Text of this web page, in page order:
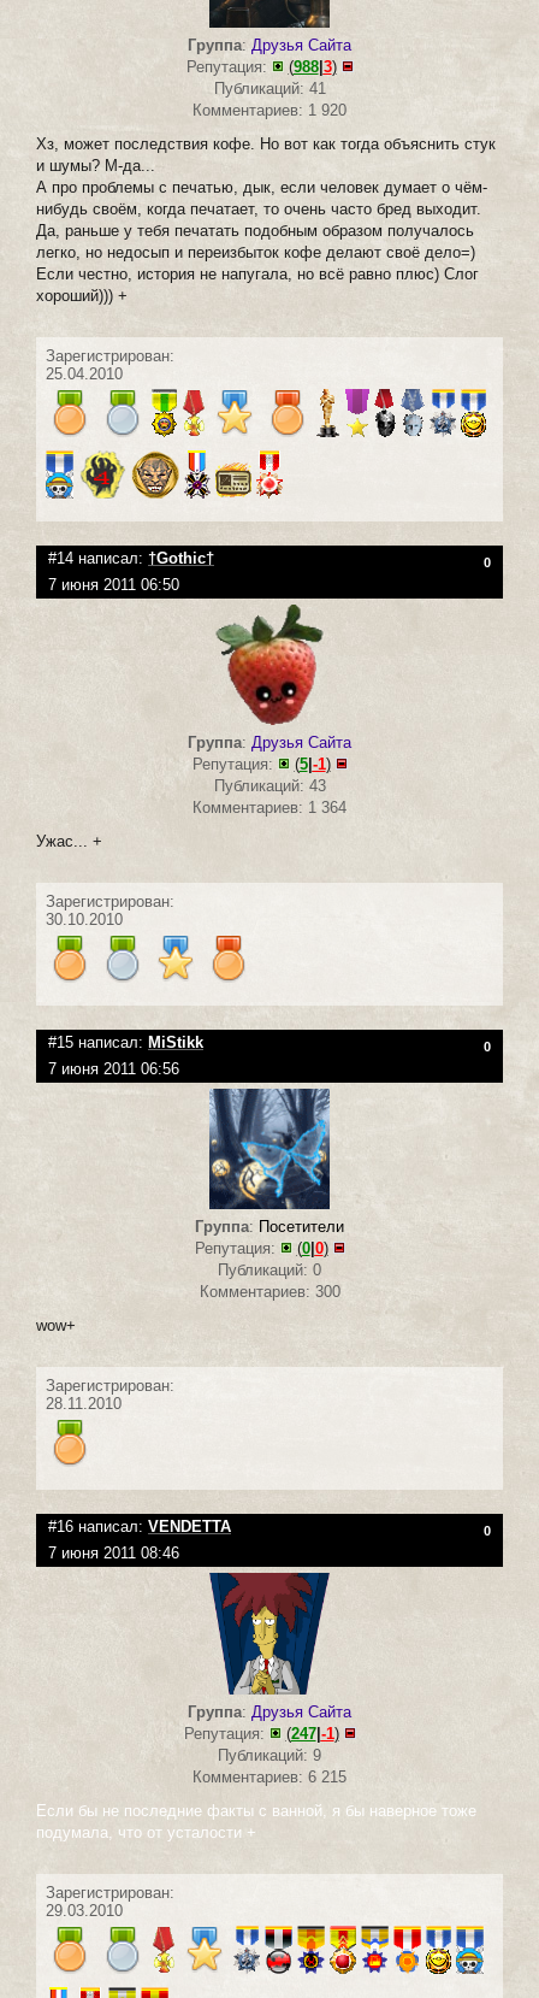
Группа: Друзья Сайта
Репутация:
(988| 3)
Публикаций: 41
Комментариев: 1 920
Хз, может последствия кофе. Но вот как тогда объяснить стук
и шумы? М-да...
А про проблемы с печатью, дык, если человек думает о чём-
нибудь своём, когда печатает, то очень часто бред выходит.
Да, раньше у тебя печатать подобным образом получалось
легко, но недосып и переизбыток кофе делают своё дело=)
Если честно, история не напугала, но всё равно плюс) Слог
хороший))) +
Зарегистрирован:
25.04.2010
#14 написал: †Gothic† 0
7 июня 2011 06:50
Группа: Друзья Сайта
Репутация:
(5| -1)
Публикаций: 43
Комментариев: 1 364
Ужас... +
Зарегистрирован:
30.10.2010
#15 написал: MiStikk 0
7 июня 2011 06:56
Группа: Посетители
Репутация:
(0| 0)
Публикаций: 0
Комментариев: 300
wow+
Зарегистрирован:
28.11.2010
#16 написал: VENDETTA 0
7 июня 2011 08:46
Группа: Друзья Сайта
Репутация:
(247| -1)
Публикаций: 9
Комментариев: 6 215
Если бы не последние факты с ванной, я бы наверное тоже
подумала, что от усталости +
Зарегистрирован:
29.03.2010